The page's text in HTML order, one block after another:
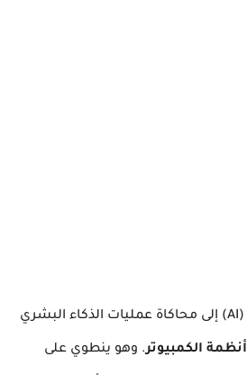
يشير الذكاء الاصطناعي (AI) إلى محاكاة عمليات الذكاء البشري
أنظمة الكمبيوتر. وهو ينطوي على